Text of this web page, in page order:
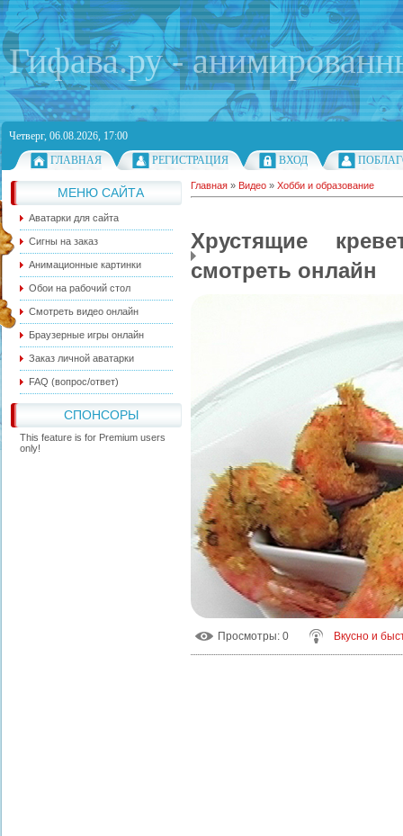
Гифава.ру -
Четверг, 06.08.2026, 17:00
ГЛАВНАЯ
РЕГИСТРАЦИЯ ВХОД
МЕНЮ САЙТА
Аватарки для сайта
Сигны на заказ
Анимационные картинки
Обои на рабочий стол
Смотреть видео онлайн
Браузерные игры онлайн
Заказ личной аватарки
FAQ (вопрос/ответ)
СПОНСОРЫ
This feature is for Premium users
only!
Главная » Видео » Хобби и образование
Хрустящие
смотреть онлайн
Просмотры: 0 Вкусно и